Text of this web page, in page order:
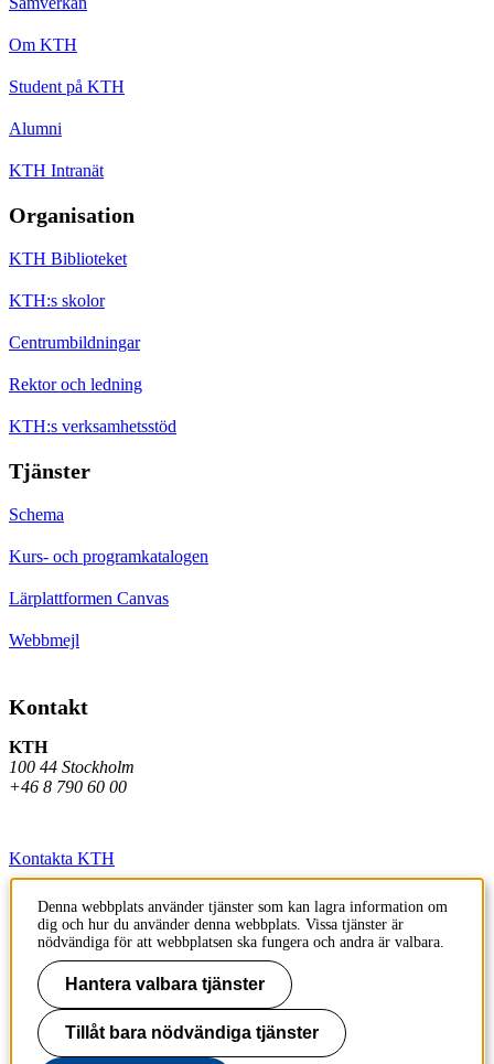
Om KTH
Student på KTH
Alumni
KTH Intranät
Organisation
KTH Biblioteket
KTH:s skolor
Centrumbildningar
Rektor och ledning
KTH:s verksamhetsstöd
Tjänster
Schema
Kurs- och programkatalogen
Lärplattformen Canvas
Webbmejl
Kontakt
KTH
100 44 Stockholm
+46 8 790 60 00
Kontakta KTH
Jobba på KTH
Press och media
Faktura och betalning KTH
Om KTH:s webbplatser
Denna webbplats använder tjänster som kan lagra information om
dig och hur du använder denna webbplats. Vissa tjänster är
nödvändiga för att webbplatsen ska fungera och andra är valbara.
Hantera valbara tjänster
Tillåt bara nödvändiga tjänster